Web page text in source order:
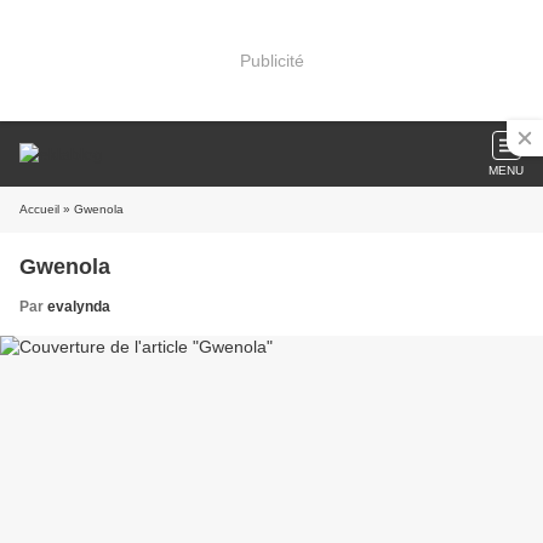
Publicité
MENU
Accueil » Gwenola
Gwenola
Par evalynda